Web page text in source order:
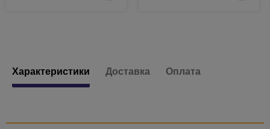
Характеристики Доставка Оплата